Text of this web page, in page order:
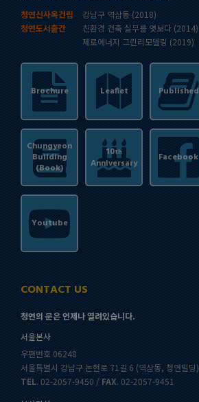
청연신사옥건립
강남구 역삼동 (2018)
청연도서출간
친환경 건축 실무를 엿보다 (2014)
제로에너지 그린리모델링 (2019)
Brochure Leaflet Published
Chungyeon
Building
(Book)
10th
Anniversary Facebook
Youtube
CONTACT US
청연의 문은 언제나 열려있습니다.
서울본사
우편번호 06248
서울특별시 강남구 논현로 71길 6 (역삼동, 청연빌딩)
TEL. 02-2057-9450 / FAX. 02-2057-9451